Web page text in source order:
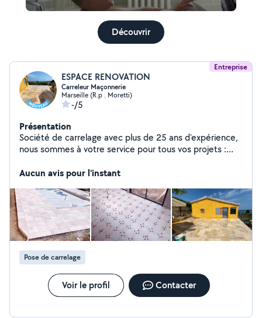
Découvrir
Entreprise
ESPACE RENOVATION
Carreleur Maçonnerie
Marseille (R.p . Moretti)
-/5
Présentation
Société de carrelage avec plus de 25 ans d'expérience,
nous sommes à votre service pour tous vos projets :
terrasse. Travail de qualité, finitions impeccables et prix
Aucun avis pour l'instant
Pose de carrelage
Voir le profil Contacter